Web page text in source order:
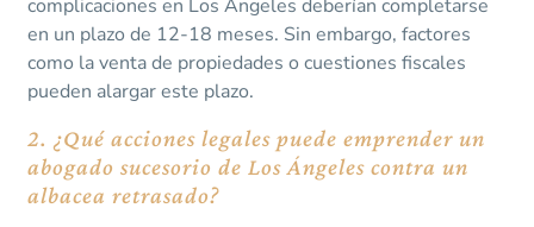
complicaciones en Los Ángeles deberían completarse
en un plazo de 12-18 meses. Sin embargo, factores
como la venta de propiedades o cuestiones fiscales
pueden alargar este plazo.
2. ¿Qué acciones legales puede emprender un
abogado sucesorio de Los Ángeles contra un
albacea retrasado?